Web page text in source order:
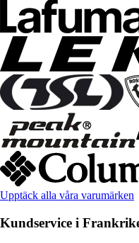
Upptäck alla våra varumärken
Kundservice i